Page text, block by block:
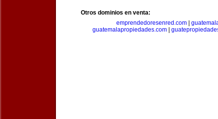
Otros dominios en venta:
emprendedoresenred.com|
guatemalapropiedades.com|